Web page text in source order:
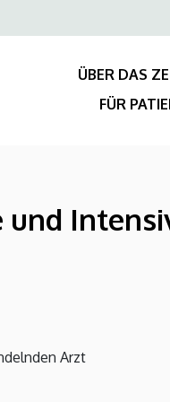
ÜBER DAS
FÜR
Arzt